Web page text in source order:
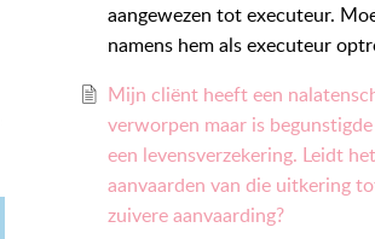
aangewezen tot executeur.
namens hem als executeur
Mijn cliënt heeft een
verworpen maar is
een levensverzekering. Leidt het
aanvaarden van die uitkering
zuivere aanvaarding?